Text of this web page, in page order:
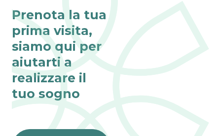
Prenota la tua
prima visita,
siamo qui per
aiutarti a
realizzare il
tuo sogno